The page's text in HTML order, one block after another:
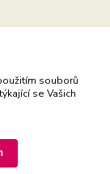
souborů
se Vašich